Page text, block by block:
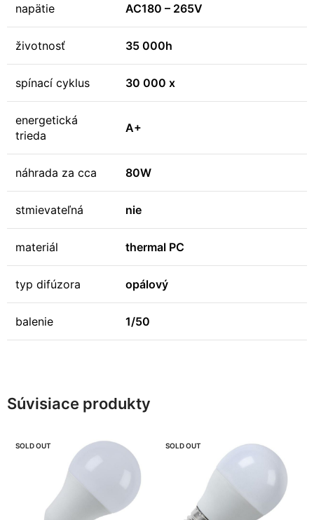
napätie AC180 – 265V
životnosť 35 000h
spínací cyklus 30 000 x
energetická
trieda
A+
náhrada za cca 80W
stmievateľná nie
materiál thermal PC
typ difúzora opálový
balenie 1/50
Súvisiace produkty
SOLD OUT SOLD OUT